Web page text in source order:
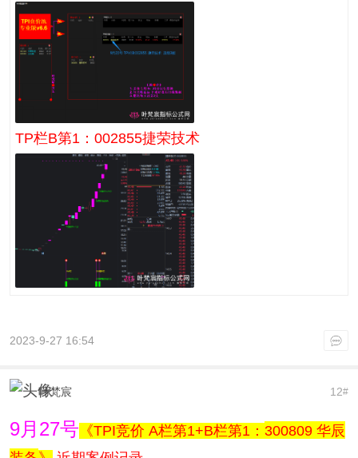
TP栏B第1：002855捷荣技术
2023-9-27 16:54
12#
叶梵宸
9月27号 《TPI竞价 A栏第1+B栏第1： 300809 华辰